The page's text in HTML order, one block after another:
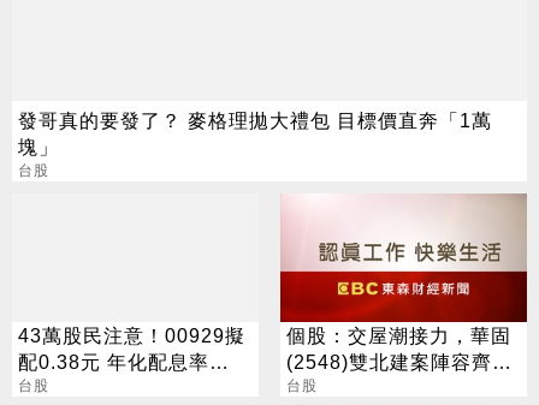
發哥真的要發了？ 麥格理拋大禮包 目標價直奔「1萬
塊」
台股
43萬股民注意！00929擬
配0.38元 年化配息率
16.5%
台股
個股：交屋潮接力，華固
(2548)雙北建案陣容齊
發，下半年營運攀高峰
台股